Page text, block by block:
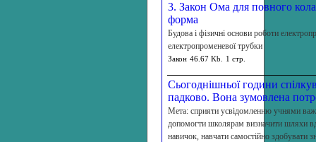
3. Закон Ома для повного
форма
Будова і фізичні основи роботи
електропроменевої трубки
Закон 46.67 Kb. 1 стр.
Сьогоднішньої години
падково. Вона зумовлена
Мета: сприяти усвідомленню учнями
допомогти школярам визначити шляхи
навичок, навчати само­стійно здобувати